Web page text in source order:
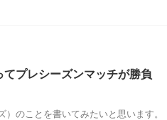
プレシーズンマッチが勝負
のことを書いてみたいと思います。